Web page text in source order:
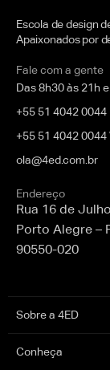
Escola de design
Apaixonados por
Fale com a gente
Das 8h30 às 21h
+55 51 4042 0044
+55 51 4042
ola@4ed.com.br
Endereço
Rua 16 de
Porto Alegre –
90550-020
Sobre a 4ED
Conheça